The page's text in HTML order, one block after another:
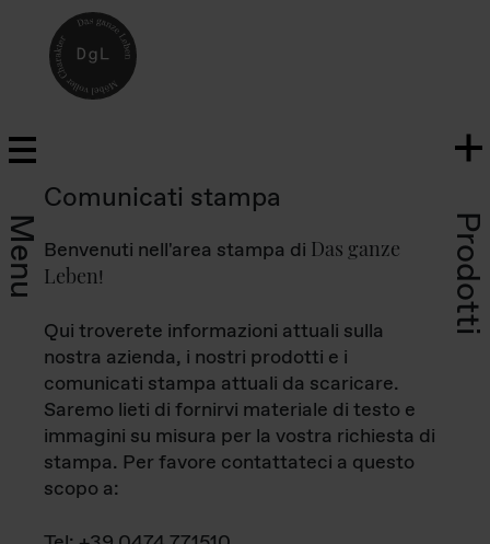
Menu Prodotti
Comunicati stampa
Benvenuti nell'area stampa di Das ganze
Leben!
Qui troverete informazioni attuali sulla
nostra azienda, i nostri prodotti e i
comunicati stampa attuali da scaricare.
Saremo lieti di fornirvi materiale di testo e
immagini su misura per la vostra richiesta di
stampa. Per favore contattateci a questo
scopo a: